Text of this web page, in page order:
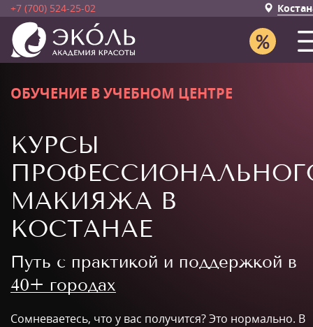
+7 (700) 524-25-02
ОБУЧЕНИЕ В УЧЕБНОМ ЦЕНТРЕ
КУРСЫ
МАКИЯЖА В
КОСТАНАЕ
Путь с практикой и поддержкой в
40+ городах
Сомневаетесь, что у вас получится? Это нормально. В